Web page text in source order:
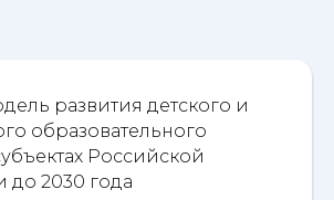
развития детского и
образовательного
Российской
2030 года